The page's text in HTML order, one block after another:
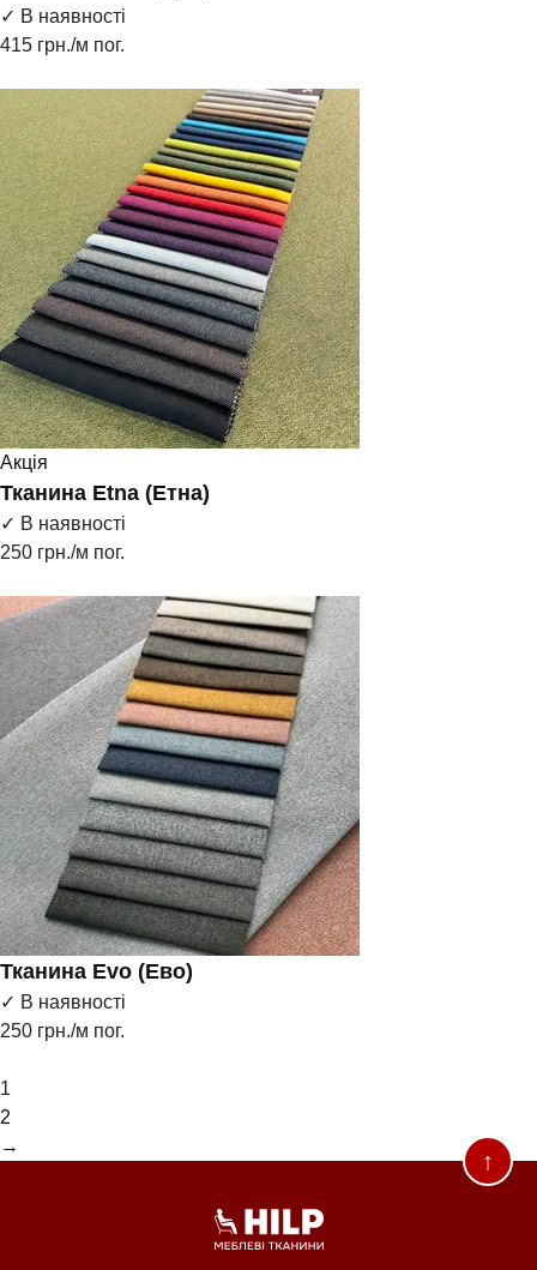
✓ В наявності
415 грн./м пог.
Акція
Тканина Etna (Етна)
✓ В наявності
250 грн./м пог.
Тканина Evo (Ево)
✓ В наявності
250 грн./м пог.
1
2
→
↑